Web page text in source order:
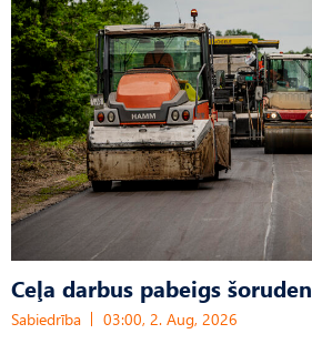
Ceļa darbus pabeigs šoruden
Sabiedrība 03:00, 2. Aug, 2026